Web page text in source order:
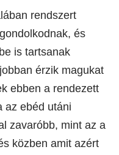
rendszert
és
is tartsanak
érzik magukat
ebben a rendezett
az ebéd utáni
zavaróbb, mint az a
közben amit azért